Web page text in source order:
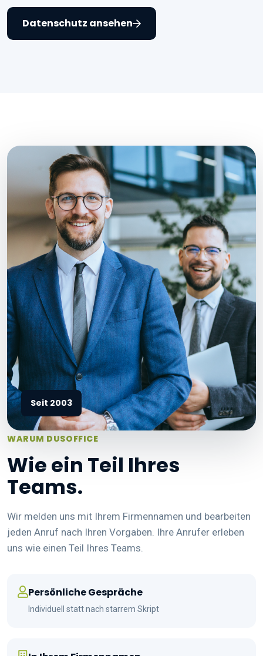
Datenschutz ansehen
Seit 2003
WARUM DUSOFFICE
Wie ein Teil Ihres
Teams.
Wir melden uns mit Ihrem Firmennamen und bearbeiten
jeden Anruf nach Ihren Vorgaben. Ihre Anrufer erleben
uns wie einen Teil Ihres Teams.
Persönliche Gespräche
Individuell statt nach starrem Skript